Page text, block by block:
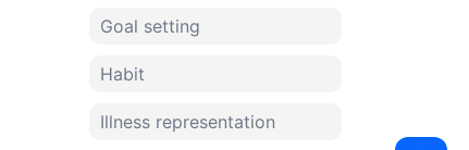
Goal setting
Habit
Illness representation